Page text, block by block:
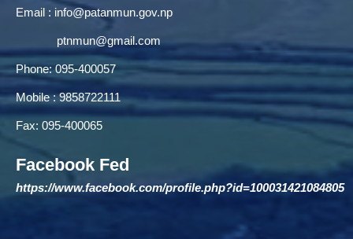
Email : info@patanmun.gov.np
ptnmun@gmail.com
Phone: 095-400057
Mobile : 9858722111
Fax: 095-400065
Facebook Fed
https://www.facebook.com/profile.php?id=100031421084805